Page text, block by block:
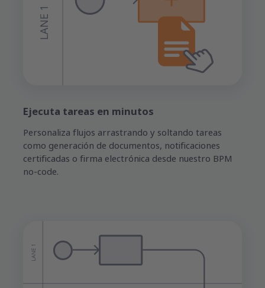
Ejecuta tareas en minutos
Personaliza flujos arrastrando y soltando tareas
como generación de documentos, notificaciones
certificadas o firma electrónica desde nuestro BPM
no-code.